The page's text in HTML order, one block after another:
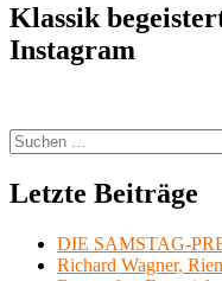
Klassik
Instagram
Suchen
nach:
Letzte Beiträge
DIE SAMSTAG-
Richard Wagner,